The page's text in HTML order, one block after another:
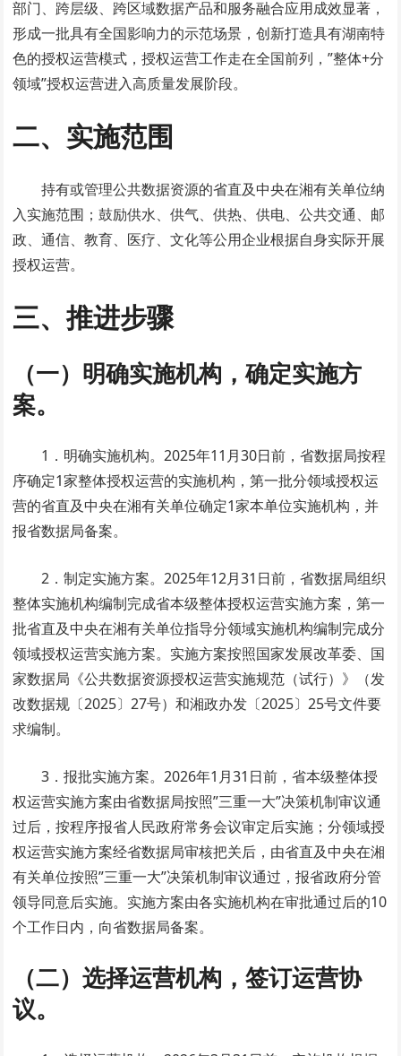
部门、跨层级、跨区域数据产品和服务融合应用成效显著，
形成一批具有全国影响力的示范场景，创新打造具有湖南特
色的授权运营模式，授权运营工作走在全国前列，”整体+分
领域”授权运营进入高质量发展阶段。
二、实施范围
持有或管理公共数据资源的省直及中央在湘有关单位纳
入实施范围；鼓励供水、供气、供热、供电、公共交通、邮
政、通信、教育、医疗、文化等公用企业根据自身实际开展
授权运营。
三、推进步骤
（一）明确实施机构，确定实施方
案。
1．明确实施机构。2025年11月30日前，省数据局按程
序确定1家整体授权运营的实施机构，第一批分领域授权运
营的省直及中央在湘有关单位确定1家本单位实施机构，并
报省数据局备案。
2．制定实施方案。2025年12月31日前，省数据局组织
整体实施机构编制完成省本级整体授权运营实施方案，第一
批省直及中央在湘有关单位指导分领域实施机构编制完成分
领域授权运营实施方案。实施方案按照国家发展改革委、国
家数据局《公共数据资源授权运营实施规范（试行）》（发
改数据规〔2025〕27号）和湘政办发〔2025〕25号文件要
求编制。
3．报批实施方案。2026年1月31日前，省本级整体授
权运营实施方案由省数据局按照”三重一大”决策机制审议通
过后，按程序报省人民政府常务会议审定后实施；分领域授
权运营实施方案经省数据局审核把关后，由省直及中央在湘
有关单位按照”三重一大”决策机制审议通过，报省政府分管
领导同意后实施。实施方案由各实施机构在审批通过后的10
个工作日内，向省数据局备案。
（二）选择运营机构，签订运营协
议。